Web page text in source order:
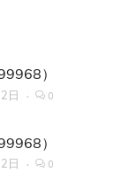
）
日 0
）
日 0